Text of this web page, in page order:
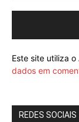
Este site utiliza
dados em
REDES SOCIAIS